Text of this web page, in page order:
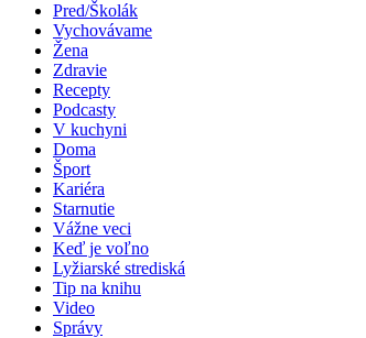
Pred/Školák
Vychovávame
Žena
Zdravie
Recepty
Podcasty
V kuchyni
Doma
Šport
Kariéra
Starnutie
Vážne veci
Keď je voľno
Lyžiarské strediská
Tip na knihu
Video
Správy